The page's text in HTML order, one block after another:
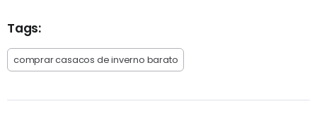
Tags:
comprar casacos de inverno barato